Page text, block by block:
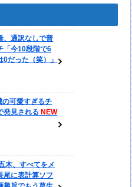
、通訳なしで普
「今10段階で6
0だった（笑）」
の可愛すぎるチ
発見される
木、すべてをメ
尾に表計算ソフ